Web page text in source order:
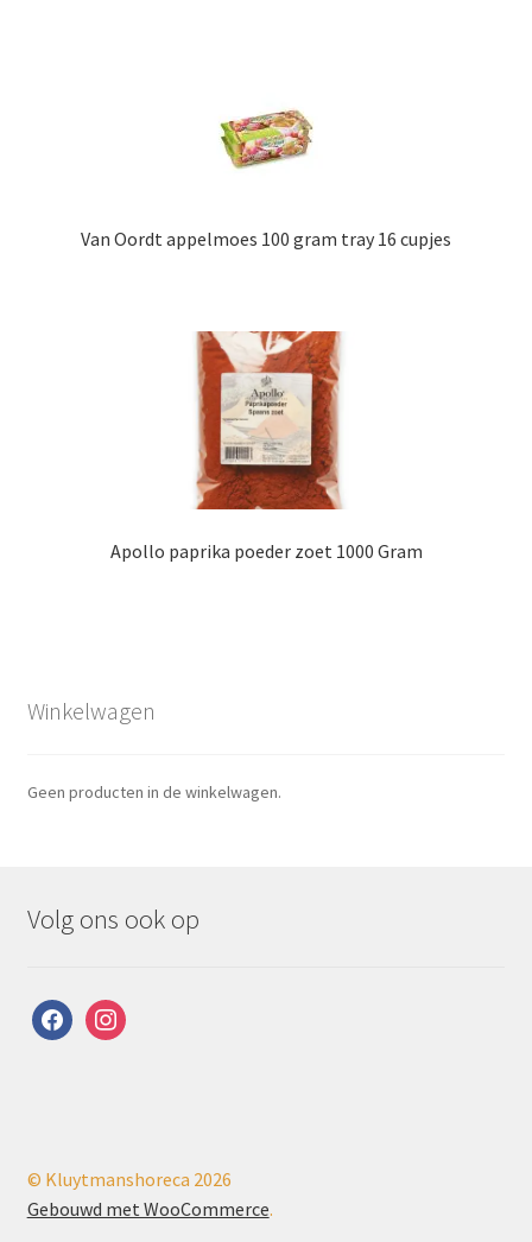
Van Oordt appelmoes 100 gram tray 16 cupjes
Apollo paprika poeder zoet 1000 Gram
Winkelwagen
Geen producten in de winkelwagen.
Volg ons ook op
facebookinstagram
© Kluytmanshoreca 2026
Gebouwd met WooCommerce.